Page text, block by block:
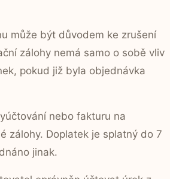
může být důvodem ke zrušení
zálohy nemá samo o sobě vliv
pokud již byla objednávka
nebo fakturu na
zálohy. Doplatek je splatný do 7
jinak.